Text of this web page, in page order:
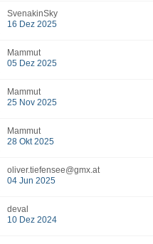
SvenakinSky
16 Dez 2025
Mammut
05 Dez 2025
Mammut
25 Nov 2025
Mammut
28 Okt 2025
oliver.tiefensee@gmx.at
04 Jun 2025
deval
10 Dez 2024